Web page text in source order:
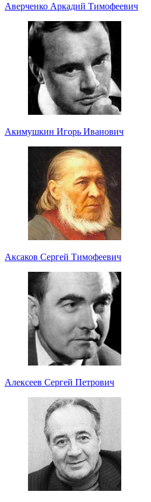
Аверченко Аркадий Тимофеевич
Акимушкин Игорь Иванович
Аксаков Сергей Тимофеевич
Алексеев Сергей Петрович